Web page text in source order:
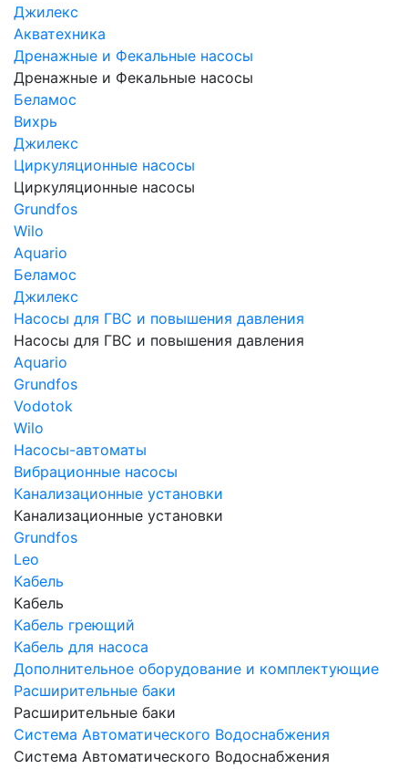
Джилекс
Акватехника
Дренажные и Фекальные насосы
Дренажные и Фекальные насосы
Беламос
Вихрь
Джилекс
Циркуляционные насосы
Циркуляционные насосы
Grundfos
Wilo
Aquario
Беламос
Джилекс
Насосы для ГВС и повышения давления
Насосы для ГВС и повышения давления
Aquario
Grundfos
Vodotok
Wilo
Насосы-автоматы
Вибрационные насосы
Канализационные установки
Канализационные установки
Grundfos
Leo
Кабель
Кабель
Кабель греющий
Кабель для насоса
Дополнительное оборудование и комплектующие
Расширительные баки
Расширительные баки
Система Автоматического Водоснабжения
Система Автоматического Водоснабжения